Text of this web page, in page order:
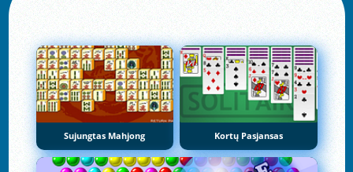
Sujungtas Mahjong Kortų Pasjansas